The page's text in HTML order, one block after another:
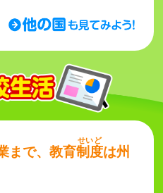
まで、教育制度
せいど
は州